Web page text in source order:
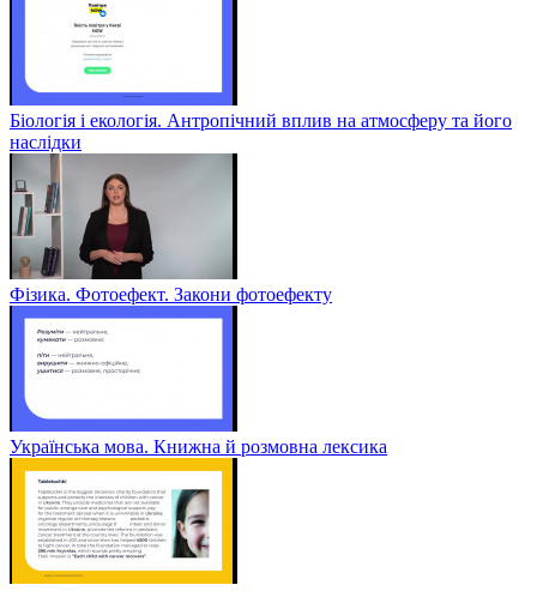
Біологія і екологія. Антропічний вплив на атмосферу та його
наслідки
Фізика. Фотоефект. Закони фотоефекту
Українська мова. Книжна й розмовна лексика